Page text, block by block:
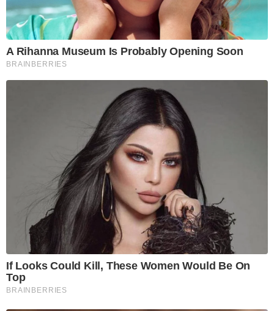
A Rihanna Museum Is Probably Opening Soon
BRAINBERRIES
If Looks Could Kill, These Women Would Be On
Top
BRAINBERRIES